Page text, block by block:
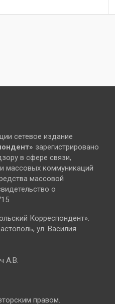
сетевое издание
зарегистрировано
в сфере связи,
массовых коммуникаций
массовой
о
Корреспондент».
ул. Василия
А.В.
правом.